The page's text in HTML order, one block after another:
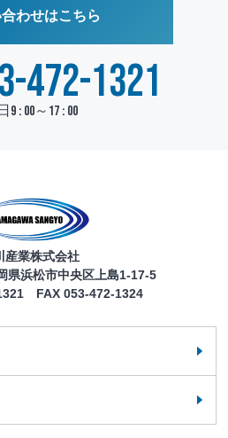
わせはこちら
472-1321
9 : 00～17 : 00
産業株式会社
浜松市中央区上島1-17-5
FAX 053-472-1324